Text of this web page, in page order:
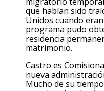
que habían sido
Unidos cuando
programa pudo
residencia
matrimonio.
Castro es
nueva
Mucho de su